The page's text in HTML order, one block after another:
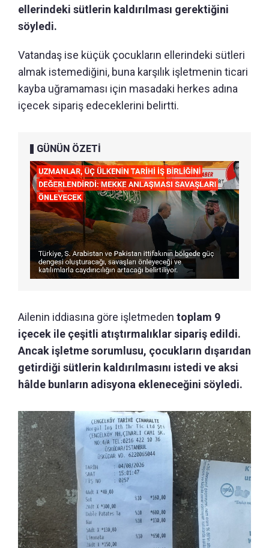
ellerindeki sütlerin kaldırılması gerektiğini
söyledi.
Vatandaş ise küçük çocukların ellerindeki sütleri
almak istemediğini, buna karşılık işletmenin ticari
kayba uğramaması için masadaki herkes adına
içecek sipariş edeceklerini belirtti.
GÜNÜN ÖZETİ
Ailenin iddiasına göre işletmeden toplam 9
içecek ile çeşitli atıştırmalıklar sipariş edildi.
Ancak işletme sorumlusu, çocukların dışarıdan
getirdiği sütlerin kaldırılmasını istedi ve aksi
hâlde bunların adisyona ekleneceğini söyledi.